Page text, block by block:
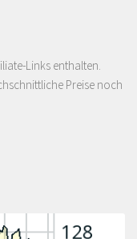
Links enthalten.
Preise noch